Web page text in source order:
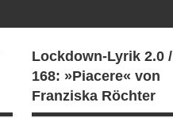
Lockdown-Lyrik 2.0 /
168: »Piacere« von
Franziska Röchter